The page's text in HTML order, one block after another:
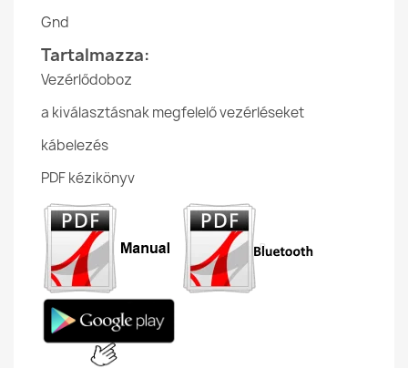
Gnd
Tartalmazza:
Vezérlődoboz
a kiválasztásnak megfelelő vezérléseket
kábelezés
PDF kézikönyv